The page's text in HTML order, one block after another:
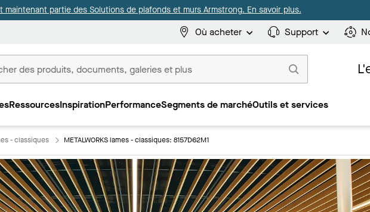
maintenant partie des Solutions de plafonds et murs Armstrong. En savoir plus.
Où acheter Support
RessourcesInspirationPerformanceSegments de marchéOutils et services
- classiques METALWORKS lames - classiques: 8157D62M1